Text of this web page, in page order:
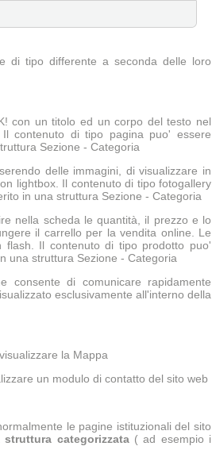
di tipo differente a seconda delle loro
con un titolo ed un corpo del testo nel
contenuto di tipo pagina puo' essere
Sezione - Categoria
delle immagini, di visualizzare in
lightbox. Il contenuto di tipo fotogallery
in una struttura Sezione - Categoria
nella scheda le quantità, il prezzo e lo
il carrello per la vendita online. Le
flash. Il contenuto di tipo prodotto puo'
una struttura Sezione - Categoria
consente di comunicare rapidamente
esclusivamente all'interno della
la Mappa
un modulo di contatto del sito web
le pagine istituzionali del sito
categorizzata( ad esempio i